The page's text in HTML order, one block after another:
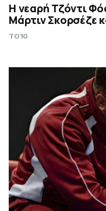
Η νεαρή Τζόντι
Μάρτιν Σκορσέζε
TO10